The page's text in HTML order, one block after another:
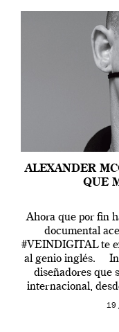
ALEXANDER
QUE
Ahora que por fin
documental
#VEINDIGITAL te
al genio inglés.
diseñadores que
internacional,
19